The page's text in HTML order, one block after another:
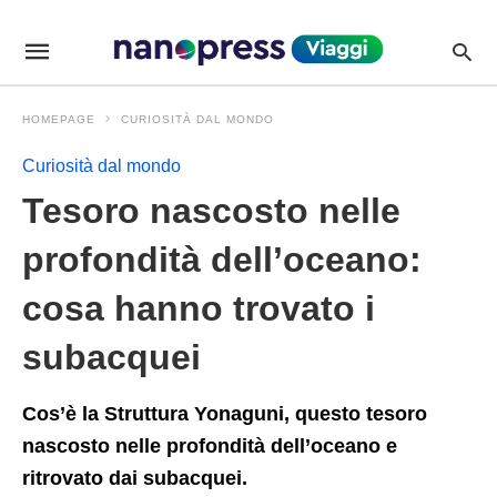
viagginanopressit
/news/tesoro-
nelle-
delloceano-
hanno-
subacquei/P213103/amp/
HOMEPAGE CURIOSITÀ DAL MONDO
Curiosità dal mondo
Tesoro nascosto nelle
profondità dell’oceano:
cosa hanno trovato i
subacquei
Cos’è la Struttura Yonaguni, questo tesoro
nascosto nelle profondità dell’oceano e
ritrovato dai subacquei.